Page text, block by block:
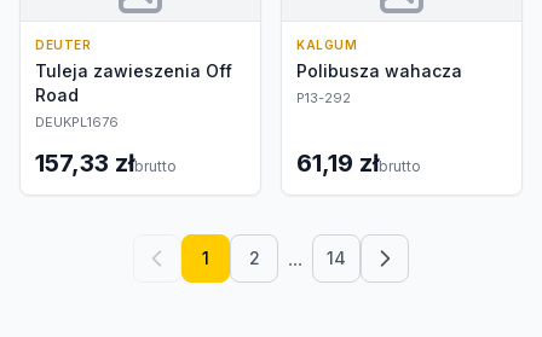
DEUTER
Tuleja zawieszenia Off
Road
DEUKPL1676
157,33 złbrutto
KALGUM
Polibusza wahacza
P13-292
61,19 złbrutto
1 2 ... 14